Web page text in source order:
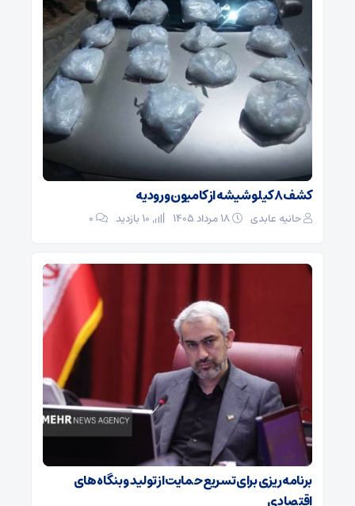
کشف ۸ کیلو شیشه از کامیون ورودیه
حانیه عابدی ۰
برنامه ریزی برای تسریع حمایت از تولید و بنگاه های
اقتصادی